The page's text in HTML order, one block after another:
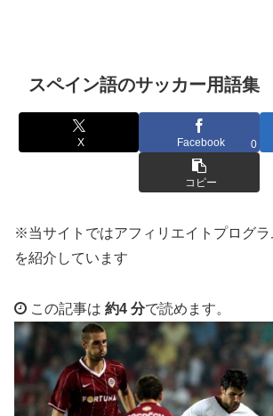
スペイン語のサッカー用語集
X Facebook 0
コピー
※当サイトではアフィリエイトプログ
を紹介しています
この記事は 約4 分で読めます。